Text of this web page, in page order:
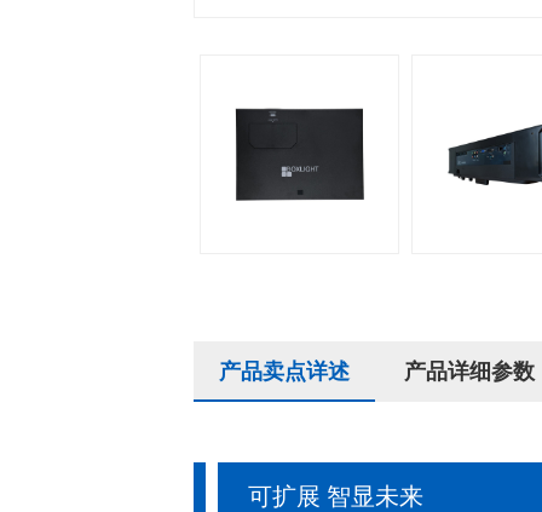
产品卖点详述 产品详细参数
可扩展 智显未来